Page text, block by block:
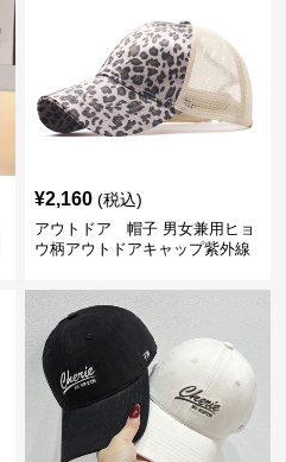
¥2,160 (税込)
アウトドア 帽子 男女兼用ヒョ
ウ柄アウトドアキャップ紫外線